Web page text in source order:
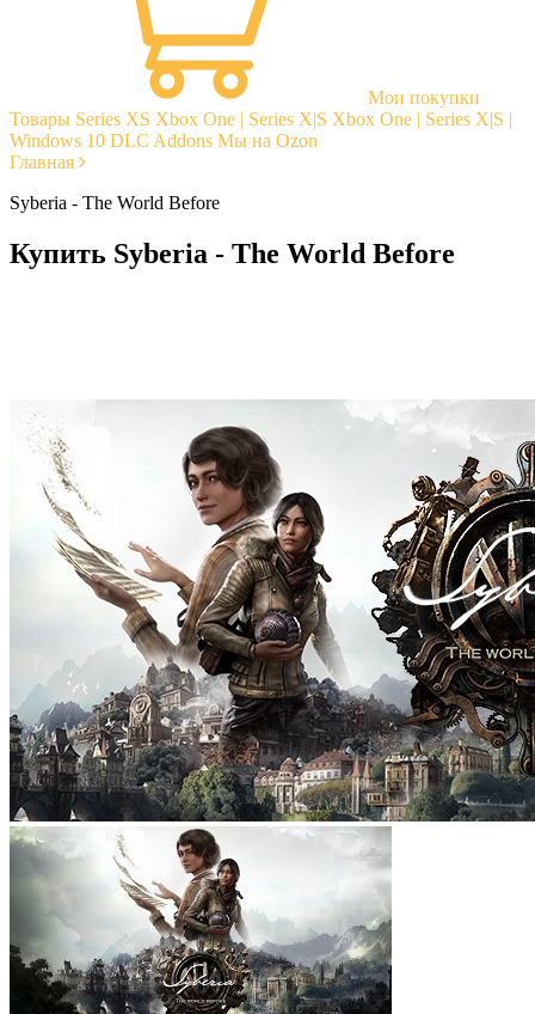
Мои покупки
Товары Series XS Xbox One | Series X|S Xbox One | Series X|S |
Windows 10 DLC Addons Мы на Ozon
Главная
Syberia - The World Before
Купить Syberia - The World Before